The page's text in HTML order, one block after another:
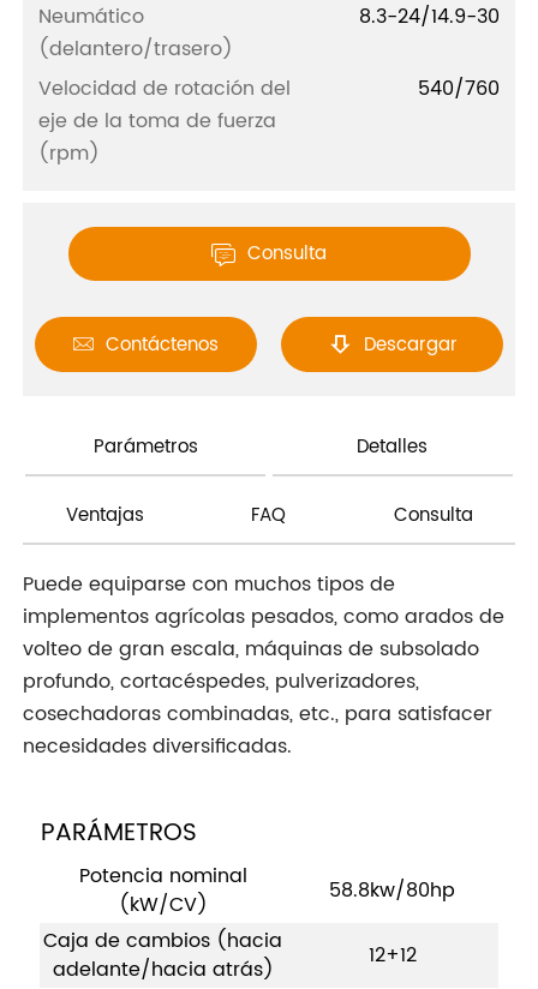
Neumático
(delantero/trasero)
8.3-24/14.9-30
Velocidad de rotación del
eje de la toma de fuerza
(rpm)
540/760
 Consulta
 Contáctenos  Descargar
Parámetros Detalles
Ventajas FAQ Consulta
Puede equiparse con muchos tipos de
implementos agrícolas pesados, como arados de
volteo de gran escala, máquinas de subsolado
profundo, cortacéspedes, pulverizadores,
cosechadoras combinadas, etc., para satisfacer
necesidades diversificadas.
PARÁMETROS
Potencia nominal
(kW/CV)
58.8kw/80hp
Caja de cambios (hacia
adelante/hacia atrás)
12+12